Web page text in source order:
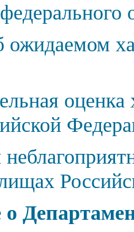
ожидаемом
оценка